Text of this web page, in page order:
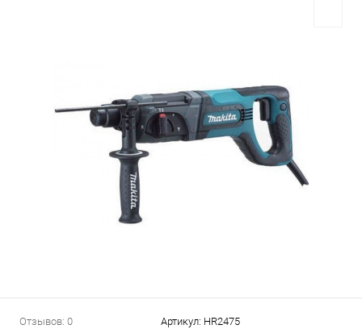
Отзывов: 0 Артикул: HR2475